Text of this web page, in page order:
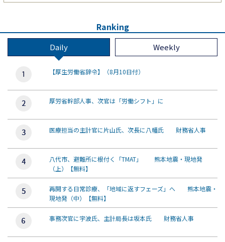
Ranking
Daily Weekly
【厚生労働省辞令】（8月10日付）
厚労省幹部人事、次官は「労働シフト」に
医療担当の主計官に片山氏、次長に八幡氏 財務省人事
八代市、避難所に根付く「TMAT」 熊本地震・現地発
（上）【無料】
再開する日常診療、「地域に返すフェーズ」へ 熊本地震・
現地発（中）【無料】
事務次官に宇波氏、主計局長は坂本氏 財務省人事